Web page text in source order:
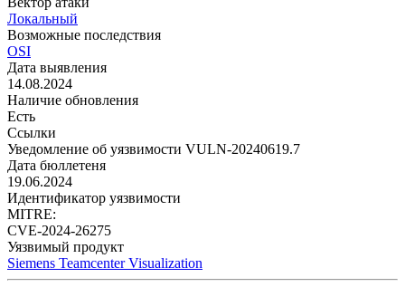
Локальный
Возможные последствия
OSI
Дата выявления
14.08.2024
Наличие обновления
Есть
Ссылки
Уведомление об уязвимости VULN-20240619.7
Дата бюллетеня
19.06.2024
Идентификатор уязвимости
MITRE:
CVE-2024-26275
Уязвимый продукт
Siemens Teamcenter Visualization